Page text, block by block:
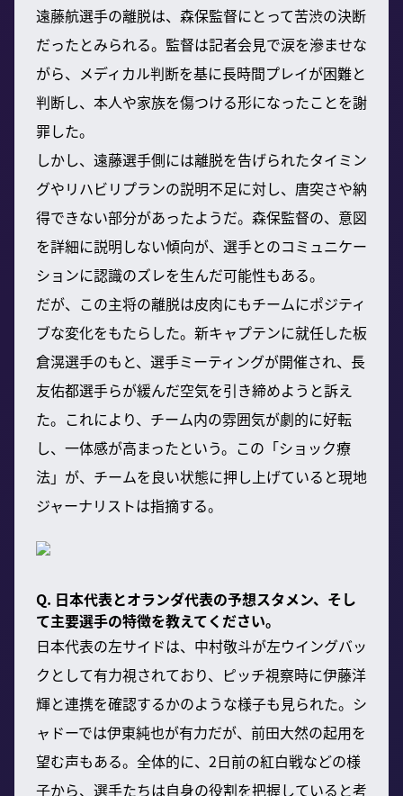
遠藤航選手の離脱は、森保監督にとって苦渋の決断
だったとみられる。監督は記者会見で涙を滲ませな
がら、メディカル判断を基に長時間プレイが困難と
判断し、本人や家族を傷つける形になったことを謝
罪した。
しかし、遠藤選手側には離脱を告げられたタイミン
グやリハビリプランの説明不足に対し、唐突さや納
得できない部分があったようだ。森保監督の、意図
を詳細に説明しない傾向が、選手とのコミュニケー
ションに認識のズレを生んだ可能性もある。
だが、この主将の離脱は皮肉にもチームにポジティ
ブな変化をもたらした。新キャプテンに就任した板
倉滉選手のもと、選手ミーティングが開催され、長
友佑都選手らが緩んだ空気を引き締めようと訴え
た。これにより、チーム内の雰囲気が劇的に好転
し、一体感が高まったという。この「ショック療
法」が、チームを良い状態に押し上げていると現地
ジャーナリストは指摘する。
Q. 日本代表とオランダ代表の予想スタメン、そし
て主要選手の特徴を教えてください。
日本代表の左サイドは、中村敬斗が左ウイングバッ
クとして有力視されており、ピッチ視察時に伊藤洋
輝と連携を確認するかのような様子も見られた。シ
ャドーでは伊東純也が有力だが、前田大然の起用を
望む声もある。全体的に、2日前の紅白戦などの様
子から、選手たちは自身の役割を把握していると考